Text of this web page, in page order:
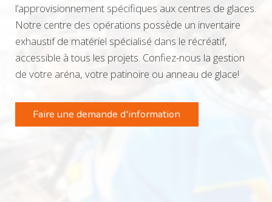
l’approvisionnement spécifiques aux centres de glaces.
Notre centre des opérations possède un inventaire
exhaustif de matériel spécialisé dans le récréatif,
accessible à tous les projets. Confiez-nous la gestion
de votre aréna, votre patinoire ou anneau de glace!
Faire une demande d'information